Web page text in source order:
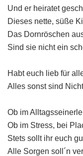
Und er heiratet
Dieses nette, süße
Das Dornröschen
Sind sie nicht ein
Habt euch lieb für
Alles sonst sind
Ob im
Ob im Stress, bei
Stets sollt ihr euch
Alle Sorgen soll´n